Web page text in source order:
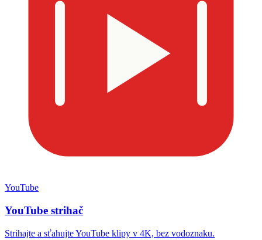
YouTube
YouTube strihač
Strihajte a sťahujte YouTube klipy v 4K, bez vodoznaku.